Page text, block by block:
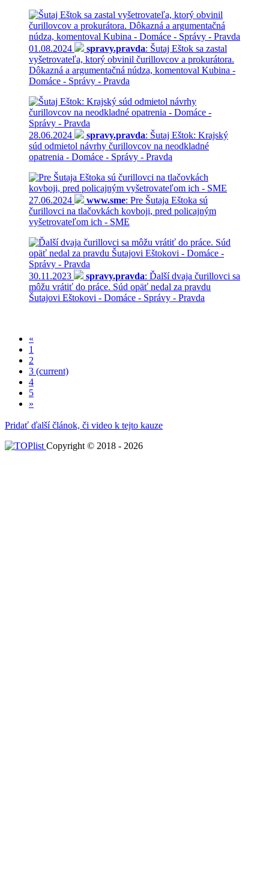
01.08.2024 spravy.pravda: Šutaj Eštok sa zastal
vyšetrovateľa, ktorý obvinil čurillovcov a prokurátora.
Dôkazná a argumentačná núdza, komentoval Kubina -
Domáce - Správy - Pravda
28.06.2024 spravy.pravda: Šutaj Eštok: Krajský
súd odmietol návrhy čurillovcov na neodkladné
opatrenia - Domáce - Správy - Pravda
27.06.2024 www.sme: Pre Šutaja Eštoka sú
čurillovci na tlačovkách kovboji, pred policajným
vyšetrovateľom ich - SME
30.11.2023 spravy.pravda: Ďalší dvaja čurillovci sa
môžu vrátiť do práce. Súd opäť nedal za pravdu
Šutajovi Eštokovi - Domáce - Správy - Pravda
«
1
2
3 (current)
4
5
»
Pridať ďalší článok, či video k tejto kauze
Copyright © 2018 - 2026